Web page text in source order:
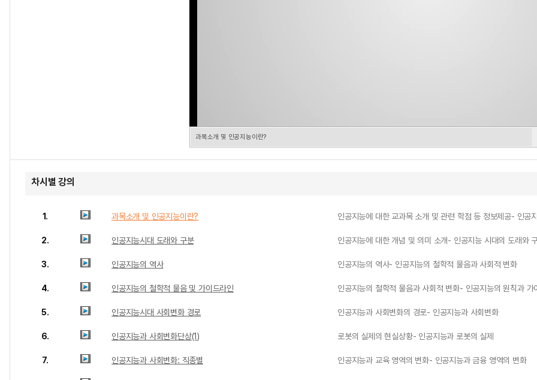
과목소개 및 인공지능이란?
차시별 강의
1. 과목소개 및 인공지능이란? 인공지능에 대한 교과목 소개 및 관련 학점 등 정보제공- 인공
2. 인공지능시대 도래와 구분 인공지능에 대한 개념 및 의미 소개- 인공지능 시대의 도래와
3. 인공지능의 역사 인공지능의 역사- 인공지능의 철학적 물음과 사회적 변화
4. 인공지능의 철학적 물음 및 가이드라인 인공지능의 철학적 물음과 사회적 변화- 인공지능의 원칙과 가
5. 인공지능시대 사회변화 경로 인공지능과 사회변화의 경로- 인공지능과 사회변화
6. 인공지능과 사회변화단상(1) 로봇의 실제의 현실상황- 인공지능과 로봇의 실제
7. 인공지능과 사회변화: 직종별 인공지능과 교육 영역의 변화- 인공지능과 금융 영역의 변화